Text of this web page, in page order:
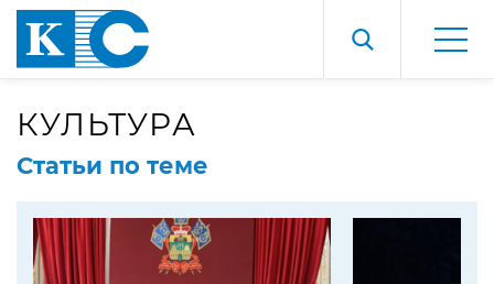
КУЛЬТУРА
Статьи по теме